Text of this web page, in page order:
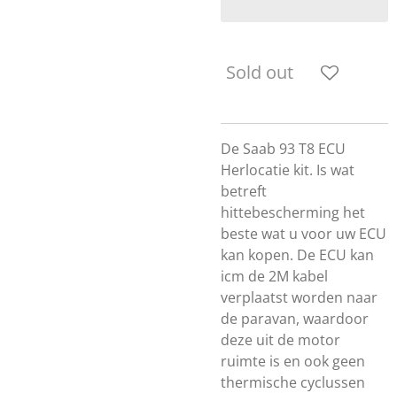
Sold out
De Saab 93 T8 ECU
Herlocatie kit. Is wat
betreft
hittebescherming het
beste wat u voor uw ECU
kan kopen. De ECU kan
icm de 2M kabel
verplaatst worden naar
de paravan, waardoor
deze uit de motor
ruimte is en ook geen
thermische cyclussen